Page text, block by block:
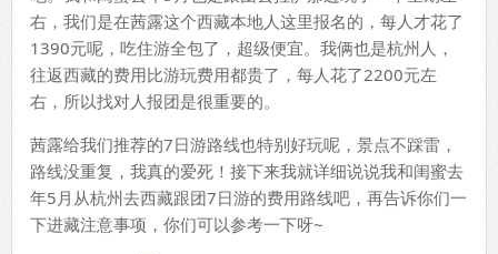
右，我们是在茜露这个西藏本地人这里报名的，每人才花了
1390元呢，吃住游全包了，超级便宜。我俩也是杭州人，
往返西藏的费用比游玩费用都贵了，每人花了2200元左
右，所以找对人报团是很重要的。
茜露给我们推荐的7日游路线也特别好玩呢，景点不踩雷，
路线没重复，我真的爱死！接下来我就详细说说我和闺蜜去
年5月从杭州去西藏跟团7日游的费用路线吧，再告诉你们一
下进藏注意事项，你们可以参考一下呀~